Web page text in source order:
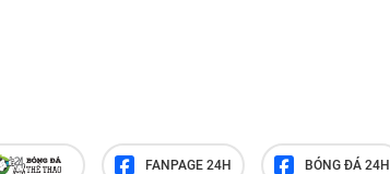
FANPAGE 24H BÓNG ĐÁ 24H